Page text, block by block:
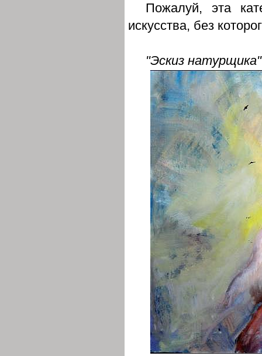
Пожалуй, эта
искусства, без
"Эскиз натурщика"